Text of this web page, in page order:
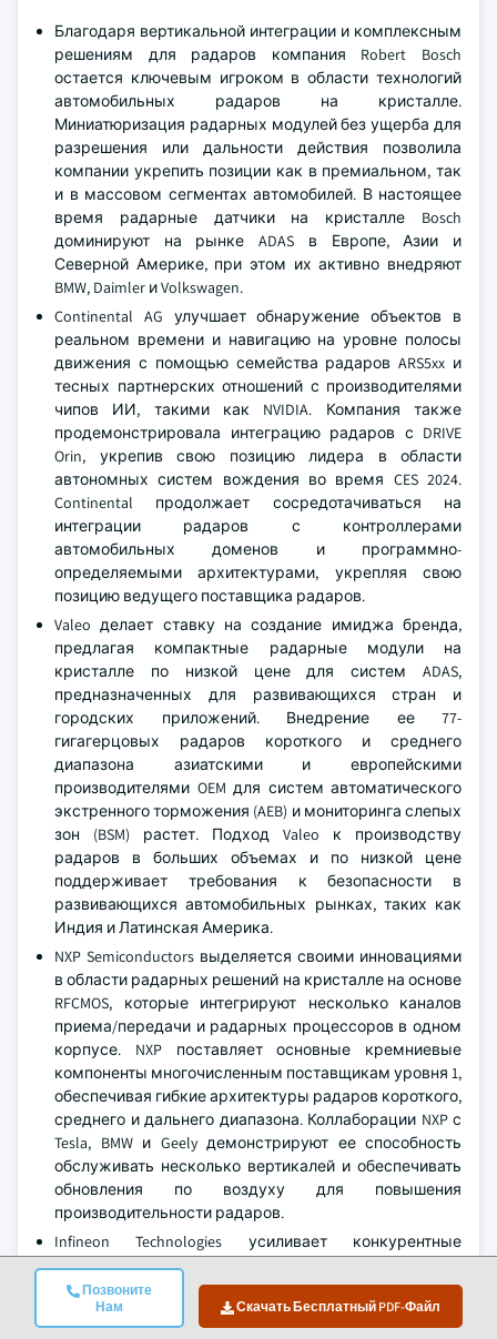
Позвоните
Нам
Скачать Бесплатный PDF-Файл
Благодаря вертикальной интеграции и комплексным
решениям для радаров компания Robert Bosch
остается ключевым игроком в области технологий
автомобильных радаров на кристалле.
Миниатюризация радарных модулей без ущерба для
разрешения или дальности действия позволила
компании укрепить позиции как в премиальном, так
и в массовом сегментах автомобилей. В настоящее
время радарные датчики на кристалле Bosch
доминируют на рынке ADAS в Европе, Азии и
Северной Америке, при этом их активно внедряют
BMW, Daimler и Volkswagen.
Continental AG улучшает обнаружение объектов в
реальном времени и навигацию на уровне полосы
движения с помощью семейства радаров ARS5xx и
тесных партнерских отношений с производителями
чипов ИИ, такими как NVIDIA. Компания также
продемонстрировала интеграцию радаров с DRIVE
Orin, укрепив свою позицию лидера в области
автономных систем вождения во время CES 2024.
Continental продолжает сосредотачиваться на
интеграции радаров с контроллерами
автомобильных доменов и программно-
определяемыми архитектурами, укрепляя свою
позицию ведущего поставщика радаров.
Valeo делает ставку на создание имиджа бренда,
предлагая компактные радарные модули на
кристалле по низкой цене для систем ADAS,
предназначенных для развивающихся стран и
городских приложений. Внедрение ее 77-
гигагерцовых радаров короткого и среднего
диапазона азиатскими и европейскими
производителями OEM для систем автоматического
экстренного торможения (AEB) и мониторинга слепых
зон (BSM) растет. Подход Valeo к производству
радаров в больших объемах и по низкой цене
поддерживает требования к безопасности в
развивающихся автомобильных рынках, таких как
Индия и Латинская Америка.
NXP Semiconductors выделяется своими инновациями
в области радарных решений на кристалле на основе
RFCMOS, которые интегрируют несколько каналов
приема/передачи и радарных процессоров в одном
корпусе. NXP поставляет основные кремниевые
компоненты многочисленным поставщикам уровня 1,
обеспечивая гибкие архитектуры радаров короткого,
среднего и дальнего диапазона. Коллаборации NXP с
Tesla, BMW и Geely демонстрируют ее способность
обслуживать несколько вертикалей и обеспечивать
обновления по воздуху для повышения
производительности радаров.
Infineon Technologies усиливает конкурентные
преимущества благодаря своим радарным SoC,
изготовленным по 28-нм и 40-нм CMOS-технологиям,
что обеспечивает повышенную
энергоэффективность и большую интеграцию. Ее